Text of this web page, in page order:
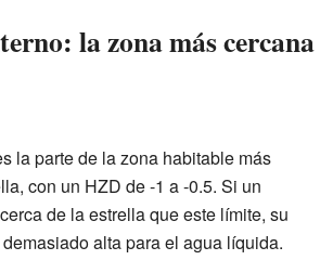
la zona más cercana
la parte de la zona habitable más
con un HZD de -1 a -0.5. Si un
de la estrella que este límite, su
alta para el agua líquida.